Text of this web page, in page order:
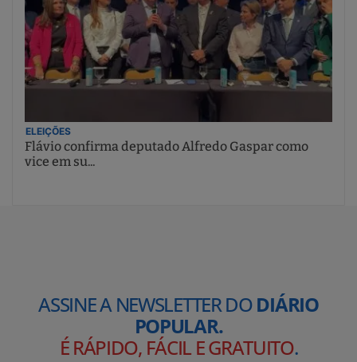
ELEIÇÕES
Flávio confirma deputado Alfredo Gaspar como
vice em su...
ASSINE A NEWSLETTER DODIÁRIO
POPULAR.
É RÁPIDO, FÁCIL E GRATUITO.